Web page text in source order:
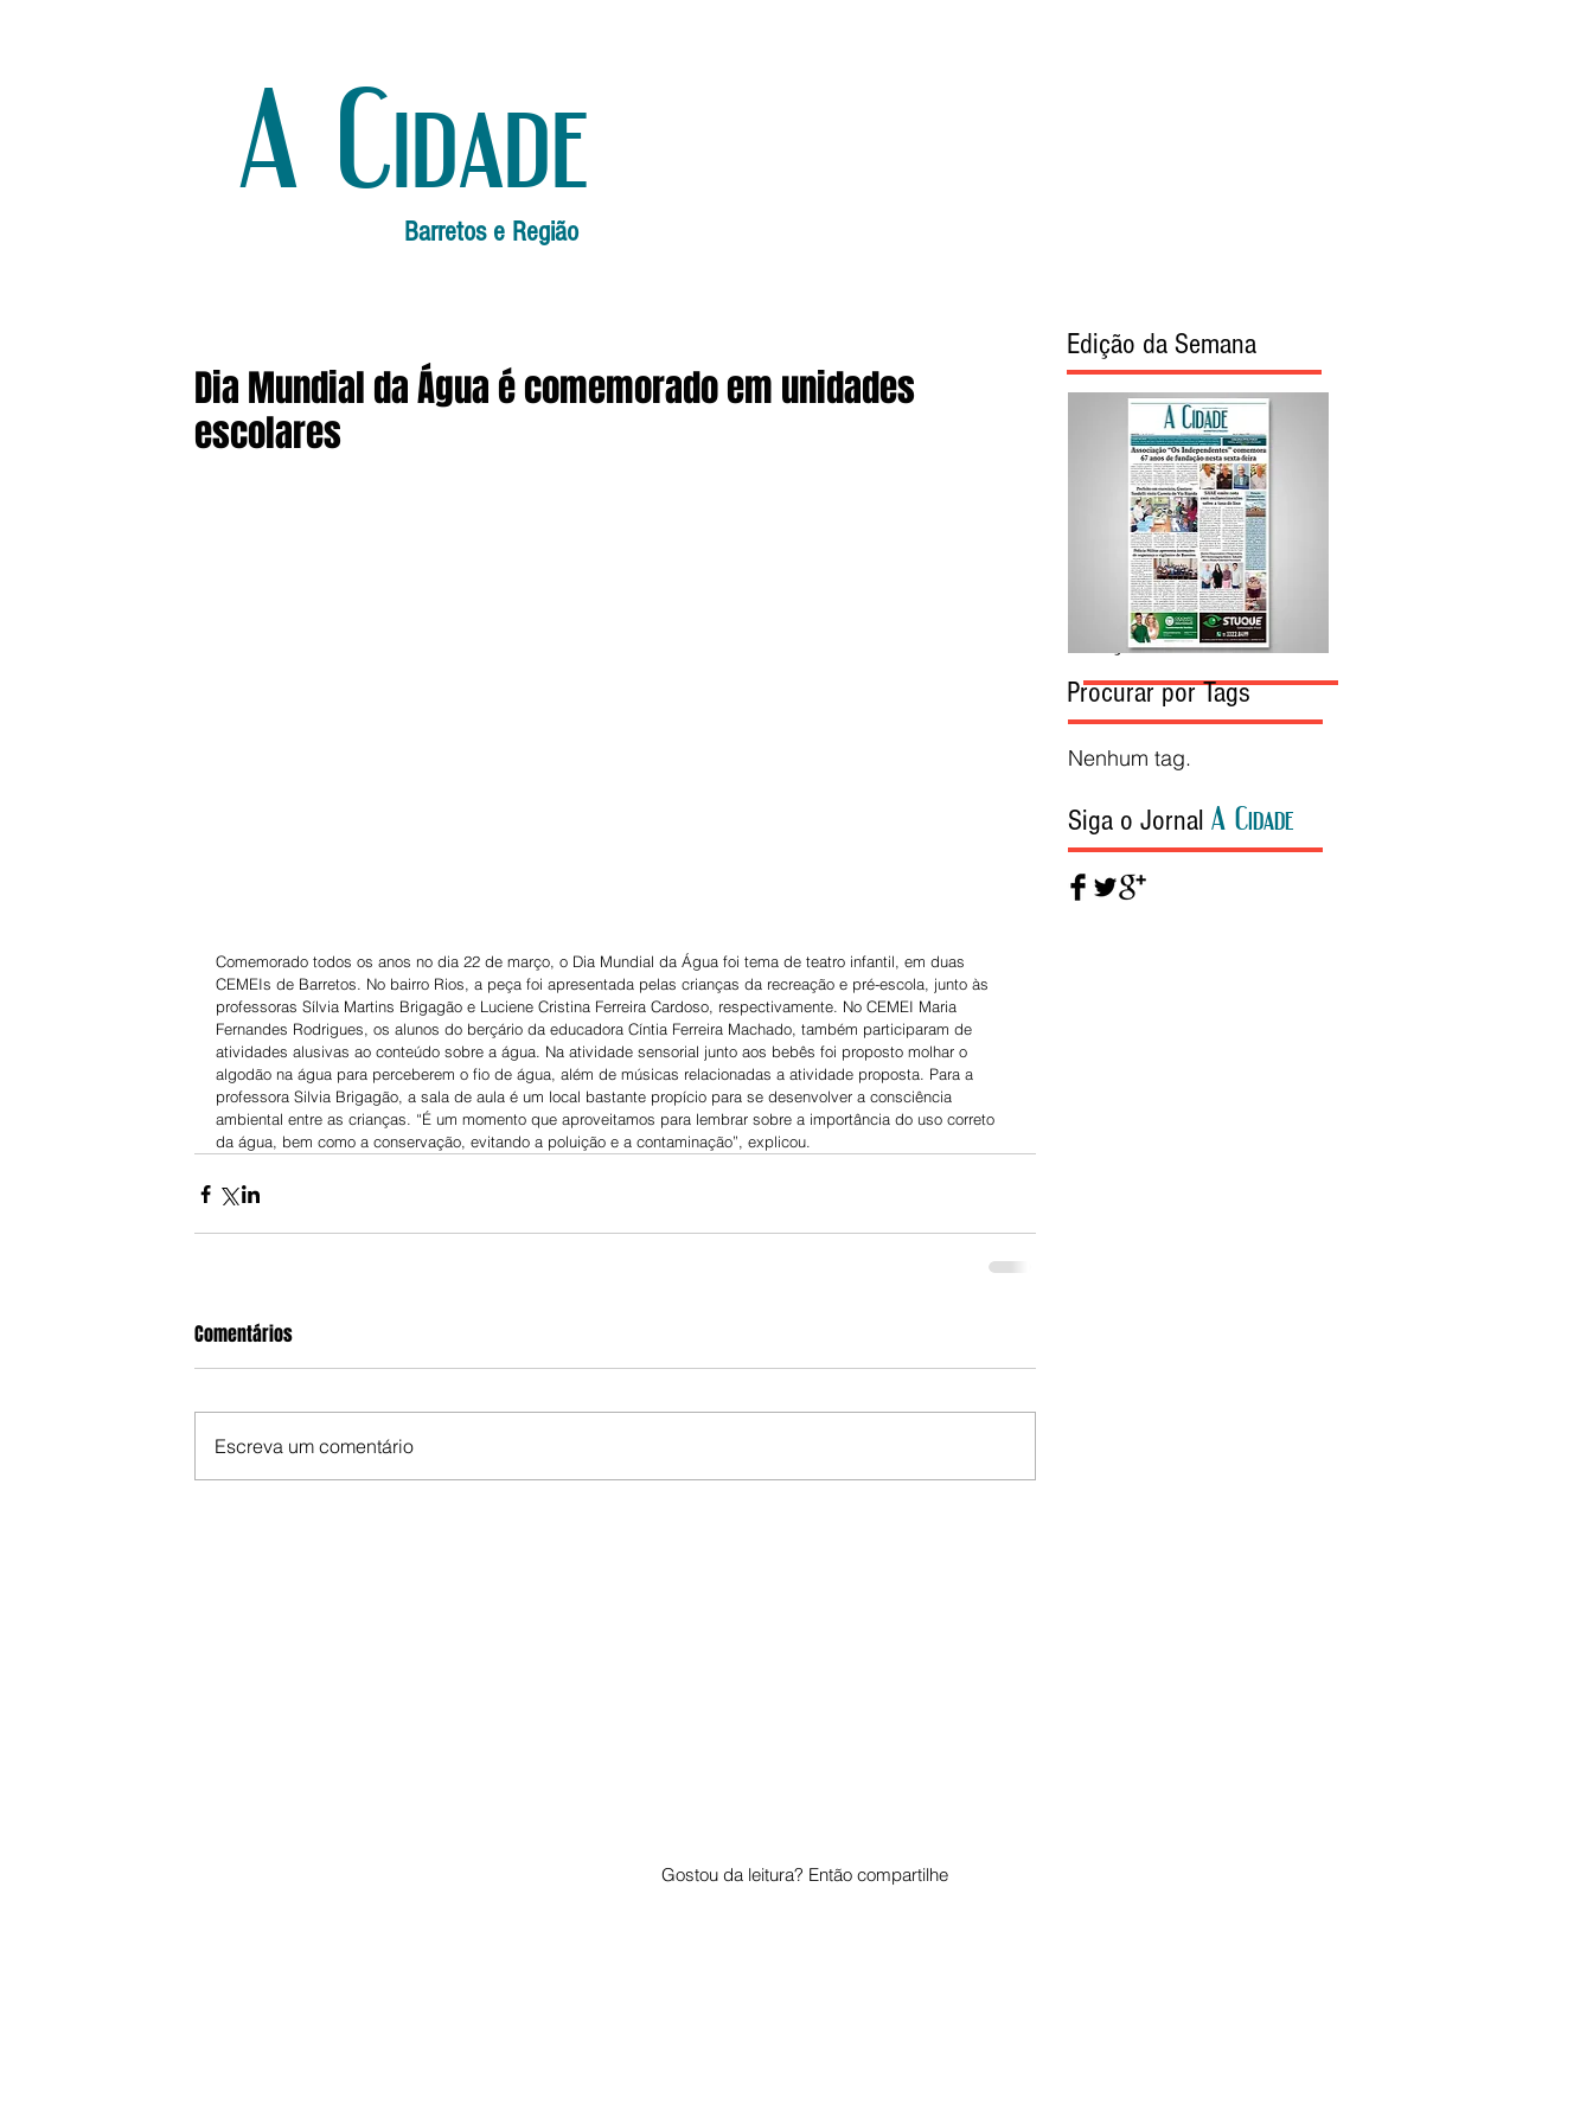
A Cidade
Barretos e Região
Dia Mundial da Água é comemorado em unidades
escolares
Comemorado todos os anos no dia 22 de março, o Dia Mundial da Água foi tema de teatro infantil, em duas
CEMEIs de Barretos. No bairro Rios, a peça foi apresentada pelas crianças da recreação e pré-escola, junto às
professoras Sílvia Martins Brigagão e Luciene Cristina Ferreira Cardoso, respectivamente. No CEMEI Maria
Fernandes Rodrigues, os alunos do berçário da educadora Cíntia Ferreira Machado, também participaram de
atividades alusivas ao conteúdo sobre a água. Na atividade sensorial junto aos bebês foi proposto molhar o
algodão na água para perceberem o fio de água, além de músicas relacionadas a atividade proposta. Para a
professora Silvia Brigagão, a sala de aula é um local bastante propício para se desenvolver a consciência
ambiental entre as crianças. “É um momento que aproveitamos para lembrar sobre a importância do uso correto
da água, bem como a conservação, evitando a poluição e a contaminação”, explicou.
Comentários
Escreva um comentário
Edição da Semana
Edição da Semana
Procurar por Tags
Nenhum tag.
Siga o Jornal A Cidade
Gostou da leitura? Então compartilhe